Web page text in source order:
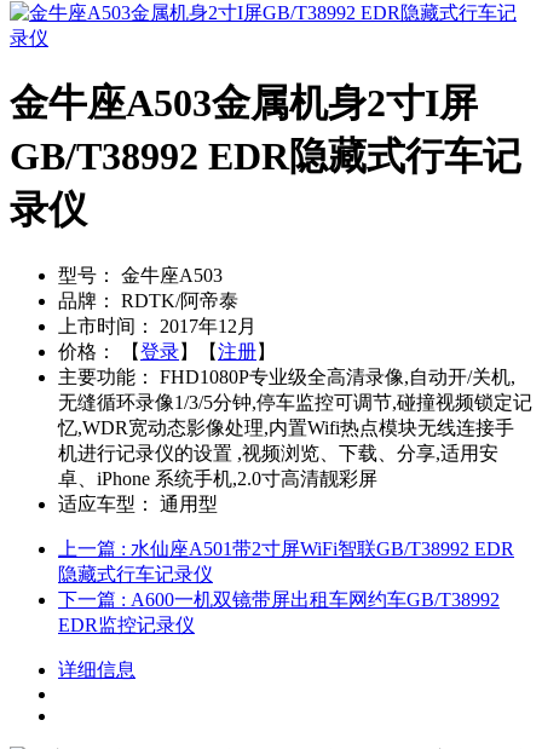
金牛座A503金属机身2寸I屏
GB/T38992 EDR隐藏式行车记
录仪
型号：
金牛座A503
品牌：
RDTK/阿帝泰
上市时间：
2017年12月
价格：
【登录】【注册】
主要功能：
FHD1080P专业级全高清录像,自动开/关机,
无缝循环录像1/3/5分钟,停车监控可调节,碰撞视频锁定记
忆,WDR宽动态影像处理,内置Wifi热点模块无线连接手
机进行记录仪的设置 ,视频浏览、下载、分享,适用安
卓、iPhone 系统手机,2.0寸高清靓彩屏
适应车型：
通用型
上一篇 : 水仙座A501带2寸屏WiFi智联GB/T38992 EDR
隐藏式行车记录仪
下一篇 : A600一机双镜带屏出租车网约车GB/T38992
EDR监控记录仪
详细信息